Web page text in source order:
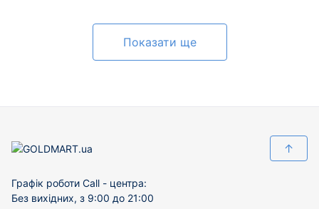
Показати ще
↑
Графік роботи Call - центра:
Без вихідних, з 9:00 до 21:00